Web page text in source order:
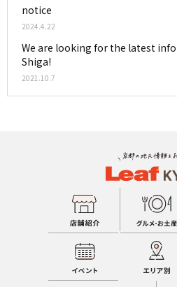
notice
2024.4.22
We are looking for the latest
Shiga!
2021.10.7